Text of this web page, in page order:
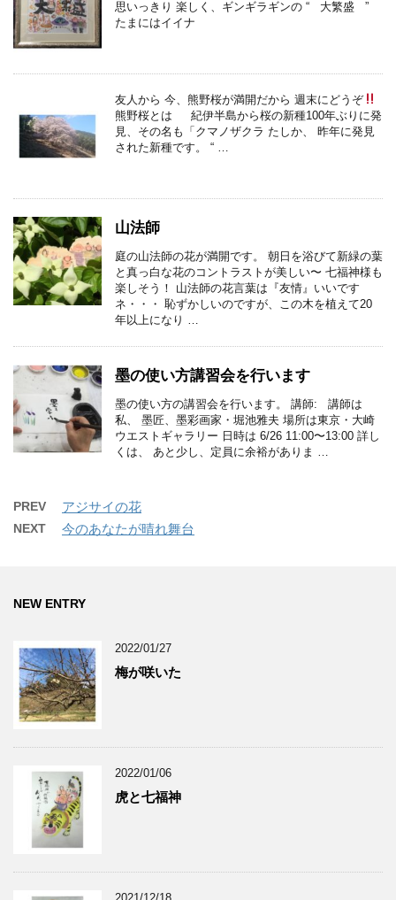
思いっきり 楽しく、ギンギラギンの “ 大繁盛 ”
たまにはイイナ
友人から 今、熊野桜が満開だから 週末にどうぞ
熊野桜とは 紀伊半島から桜の新種100年ぶりに発
見、その名も「クマノザクラ たしか、 昨年に発見
された新種です。 “ …
山法師
庭の山法師の花が満開です。 朝日を浴びて新緑の葉
と真っ白な花のコントラストが美しい〜 七福神様も
楽しそう！ 山法師の花言葉は『友情』いいです
ネ・・・ 恥ずかしいのですが、この木を植えて20
年以上になり …
墨の使い方講習会を行います
墨の使い方の講習会を行います。 講師: 講師は
私、 墨匠、墨彩画家・堀池雅夫 場所は東京・大崎
ウエストギャラリー 日時は 6/26 11:00〜13:00 詳し
くは、 あと少し、定員に余裕がありま …
PREV アジサイの花
NEXT 今のあなたが晴れ舞台
NEW ENTRY
2022/01/27
梅が咲いた
2022/01/06
虎と七福神